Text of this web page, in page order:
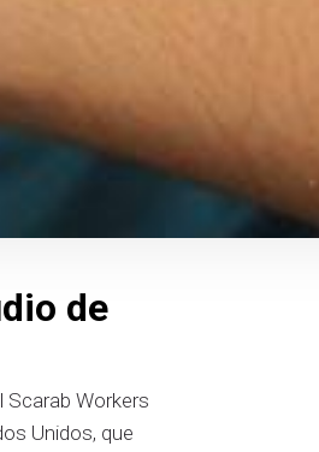
de
Scarab Workers
Unidos, que